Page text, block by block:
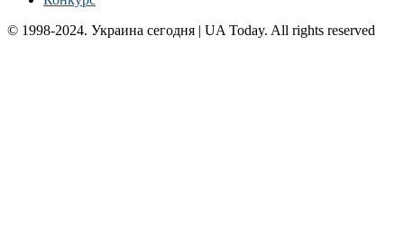
© 1998-2024. Украина сегодня | UA Today. All rights reserved